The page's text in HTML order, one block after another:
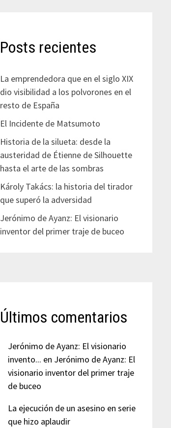
Posts recientes
La emprendedora que en el siglo XIX
dio visibilidad a los polvorones en el
resto de España
El Incidente de Matsumoto
Historia de la silueta: desde la
austeridad de Étienne de Silhouette
hasta el arte de las sombras
Károly Takács: la historia del tirador
que superó la adversidad
Jerónimo de Ayanz: El visionario
inventor del primer traje de buceo
Últimos comentarios
Jerónimo de Ayanz: El visionario
invento... en Jerónimo de Ayanz: El
visionario inventor del primer traje
de buceo
La ejecución de un asesino en serie
que hizo aplaudir